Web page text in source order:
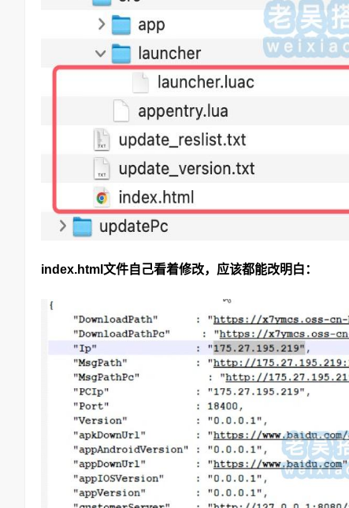
index.html文件自己看着修改，应该都能改明白：